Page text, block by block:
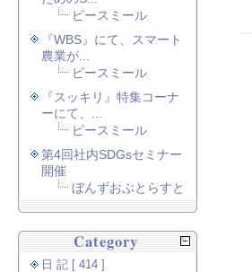
ピースミール
『WBS』にて、スマート
農業が...
ピースミール
『スッキリ』特集コーナ
ーにて、...
ピースミール
第4回社内SDGsセミナー
開催
ぼんずおぶとらすと
Category
日 記 [ 414 ]